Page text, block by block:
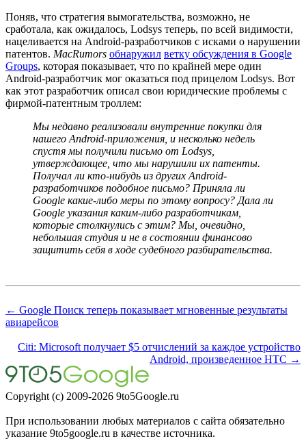
Поняв, что стратегия вымогательства, возможно, не
сработала, как ожидалось, Lodsys теперь, по всей видимости,
нацеливается на Android-разработчиков с исками о нарушении
патентов. MacRumors обнаружил ветку обсуждения в Google
Groups, которая показывает, что по крайней мере один
Android-разработчик мог оказаться под прицелом Lodsys. Вот
как этот разработчик описал свои юридические проблемы с
фирмой-патентным троллем:
Мы недавно реализовали внутренние покупки для
нашего Android-приложения, и несколько недель
спустя мы получили письмо от Lodsys,
утверждающее, что мы нарушили их патенты.
Получал ли кто-нибудь из других Android-
разработчиков подобное письмо? Приняла ли
Google какие-либо меры по этому вопросу? Дала ли
Google указания каким-либо разработчикам,
которые столкнулись с этим? Мы, очевидно,
небольшая студия и не в состоянии финансово
защитить себя в ходе судебного разбирательства.
← Google Поиск теперь показывает мгновенные результаты
авиарейсов
Citi: Microsoft получает $5 отчислений за каждое устройство
Android, произведенное HTC →
Copyright (c) 2009-2026 9to5Google.ru
При использовании любых материалов с сайта обязательно
указание 9to5google.ru в качестве источника.